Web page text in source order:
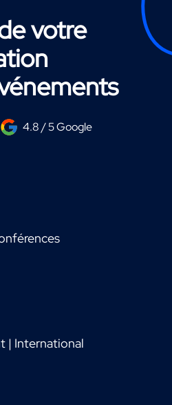
votre
4.8 / 5 Google
| International